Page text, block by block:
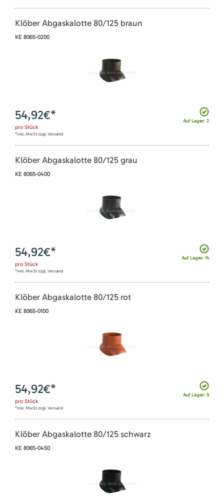
Klöber Abgaskalotte 80/125 braun
KE 8065-0200
Auf Lager: 2
54,92€*
pro Stück
*inkl. MwSt zzgl. Versand
Klöber Abgaskalotte 80/125 grau
KE 8065-0400
Auf Lager: 14
54,92€*
pro Stück
*inkl. MwSt zzgl. Versand
Klöber Abgaskalotte 80/125 rot
KE 8065-0100
Auf Lager: 9
54,92€*
pro Stück
*inkl. MwSt zzgl. Versand
Klöber Abgaskalotte 80/125 schwarz
KE 8065-0450